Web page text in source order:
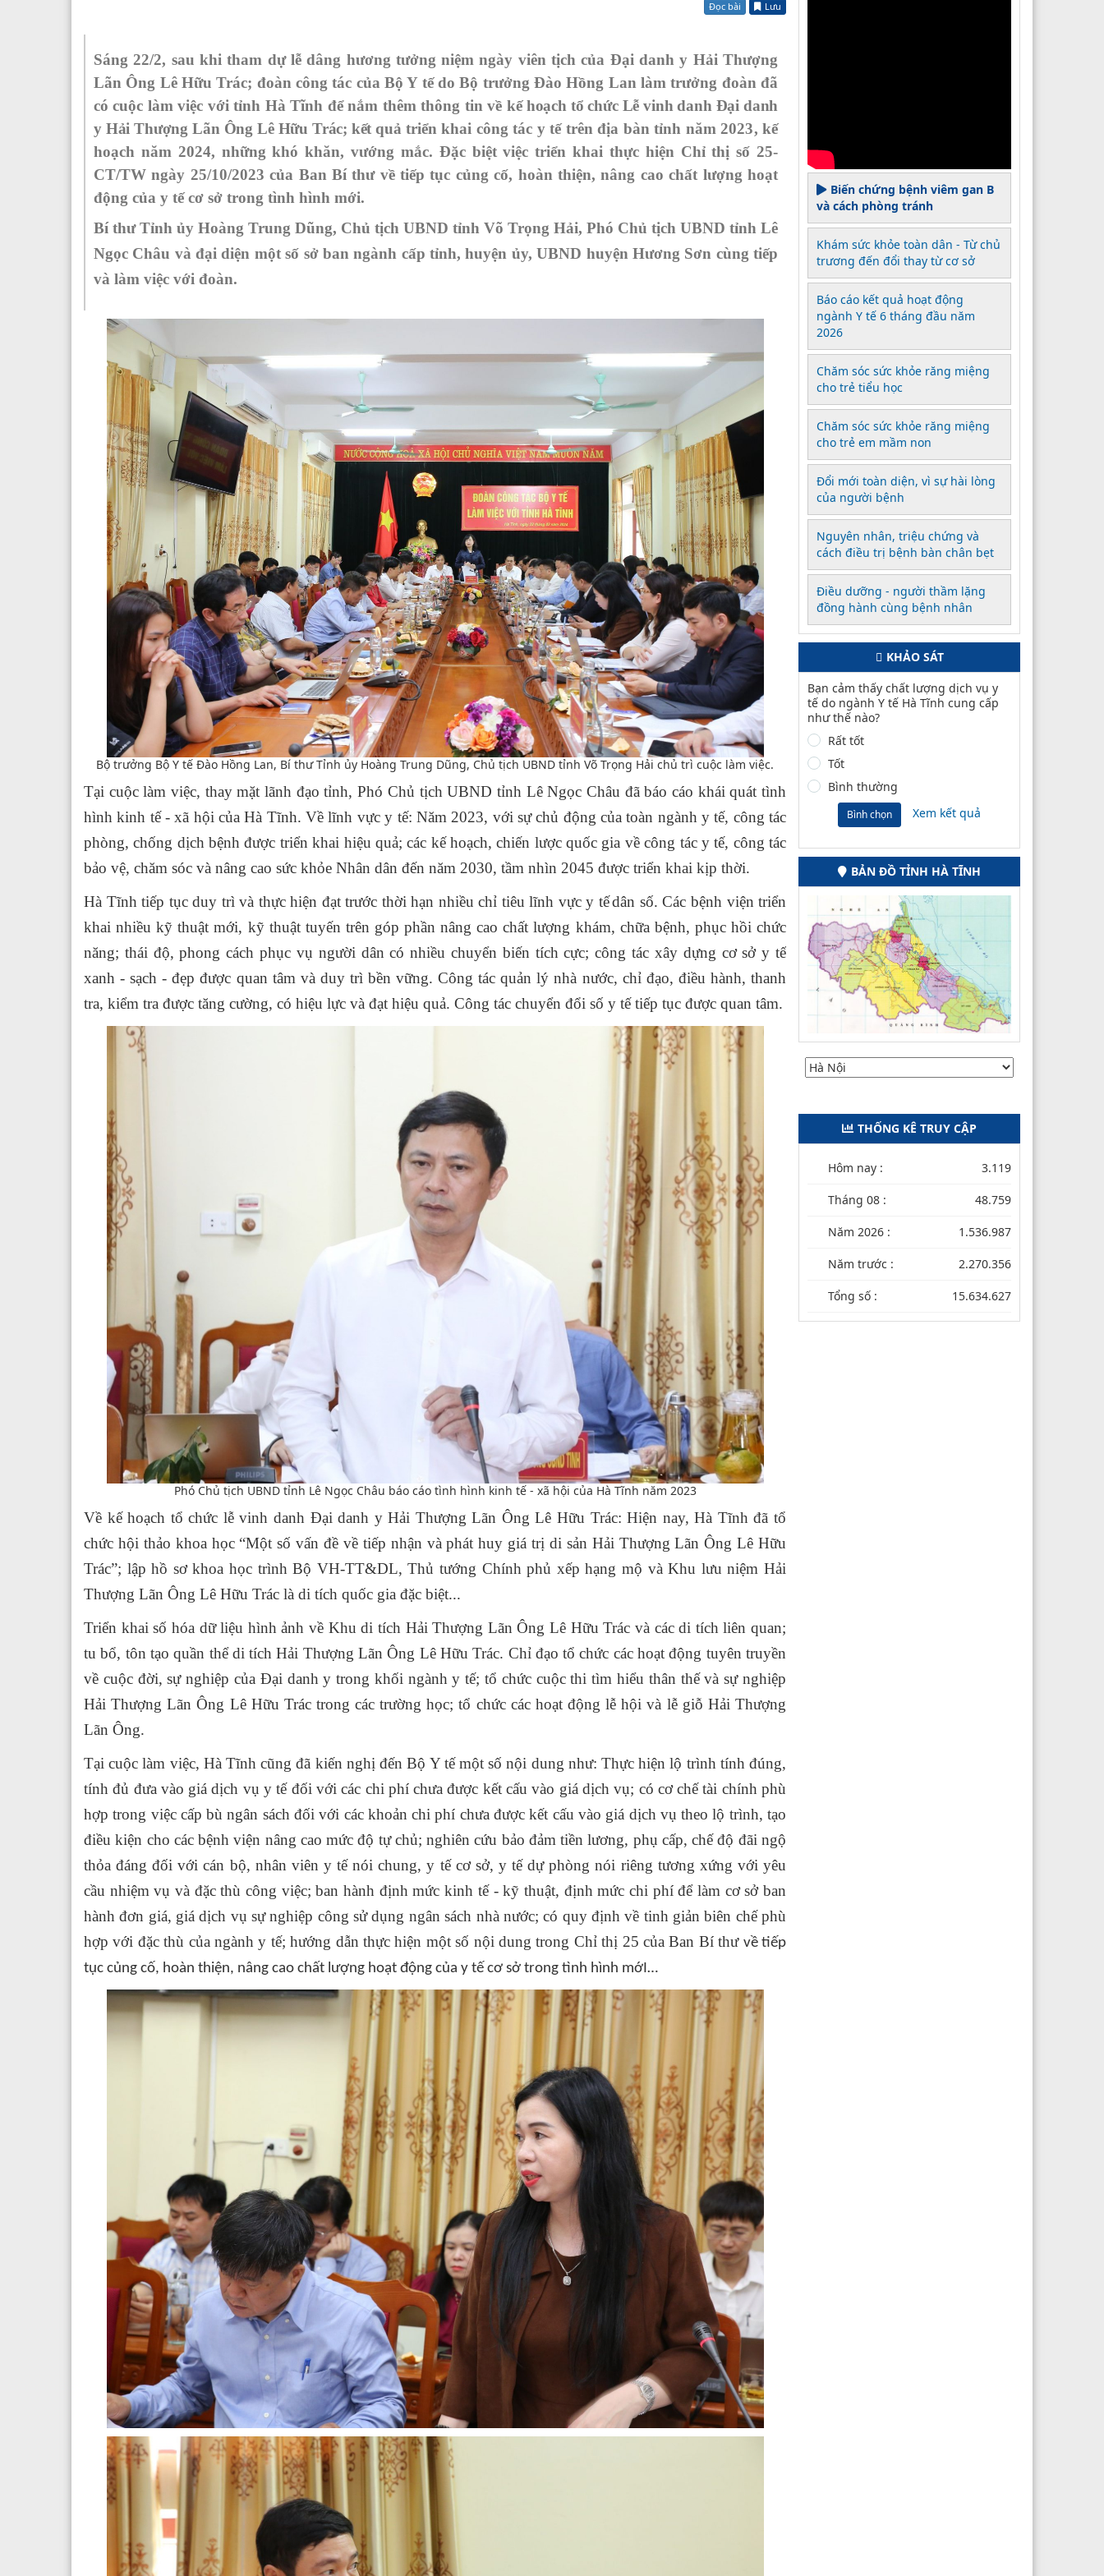
Đọc bài Lưu
Sáng 22/2, sau khi tham dự lễ dâng hương tưởng niệm ngày viên tịch của Đại danh y Hải Thượng
Lãn Ông Lê Hữu Trác; đoàn công tác của Bộ Y tế do Bộ trưởng Đào Hồng Lan làm trưởng đoàn đã
có cuộc làm việc với tỉnh Hà Tĩnh để nắm thêm thông tin về kế hoạch tổ chức Lễ vinh danh Đại danh
y Hải Thượng Lãn Ông Lê Hữu Trác; kết quả triển khai công tác y tế trên địa bàn tỉnh năm 2023, kế
hoạch năm 2024, những khó khăn, vướng mắc. Đặc biệt việc triển khai thực hiện Chỉ thị số 25-
CT/TW ngày 25/10/2023 của Ban Bí thư về tiếp tục củng cố, hoàn thiện, nâng cao chất lượng hoạt
động của y tế cơ sở trong tình hình mới.
Bí thư Tỉnh ủy Hoàng Trung Dũng, Chủ tịch UBND tỉnh Võ Trọng Hải, Phó Chủ tịch UBND tỉnh Lê
Ngọc Châu và đại diện một số sở ban ngành cấp tỉnh, huyện ủy, UBND huyện Hương Sơn cùngtiếp
và làm việc với đoàn.
Bộ trưởng Bộ Y tế Đào Hồng Lan, Bí thư Tỉnh ủy Hoàng Trung Dũng, Chủ tịch UBND tỉnh Võ Trọng Hải chủ trì cuộc làm việc.
Tại cuộc làm việc, thay mặt lãnh đạo tỉnh, Phó Chủ tịch UBND tỉnh Lê Ngọc Châu đã báo cáo khái quát tình
hình kinh tế - xã hội của Hà Tĩnh.Về lĩnh vực y tế: Năm 2023, với sự chủ động của toàn ngành y tế, công tác
phòng, chống dịch bệnh được triển khai hiệu quả; các kế hoạch, chiến lược quốc gia về công tác y tế, công tác
bảo vệ, chăm sóc và nâng cao sức khỏe Nhân dân đến năm 2030, tầm nhìn 2045 được triển khai kịp thời.
Hà Tĩnh tiếp tục duy trì và thực hiện đạt trước thời hạn nhiều chỉ tiêu lĩnh vực y tếdân số. Các bệnh viện triển
khai nhiều kỹ thuật mới, kỹ thuật tuyến trên góp phần nâng cao chất lượng khám, chữa bệnh, phục hồi chức
năng; thái độ, phong cách phục vụ người dân có nhiều chuyển biến tích cực; công tác xây dựng cơ sở y tế
xanh - sạch - đẹp được quan tâm và duy trì bền vững. Công tác quản lý nhà nước, chỉ đạo, điều hành, thanh
tra, kiểm tra được tăng cường, có hiệu lực và đạt hiệu quả. Công tác chuyển đổi số y tế tiếp tục được quan tâm.
Phó Chủ tịch UBND tỉnh Lê Ngọc Châu báo cáo tình hình kinh tế - xã hội của Hà Tĩnh năm 2023
Về kế hoạch tổ chức lễ vinh danh Đại danh y Hải Thượng Lãn Ông Lê Hữu Trác: Hiện nay, Hà Tĩnh đã tổ
chức hội thảo khoa học “Một số vấn đề về tiếp nhận và phát huy giá trị di sản Hải Thượng Lãn Ông Lê Hữu
Trác”; lập hồ sơ khoa học trình Bộ VH-TT&DL, Thủ tướng Chính phủ xếp hạng mộ và Khu lưu niệm Hải
Thượng Lãn Ông Lê Hữu Trác là di tích quốc gia đặc biệt...
Triển khai số hóa dữ liệu hình ảnh về Khu di tích Hải Thượng Lãn Ông Lê Hữu Trác và các di tích liên quan;
tu bổ, tôn tạo quần thể di tích Hải Thượng Lãn Ông Lê Hữu Trác. Chỉ đạo tổ chức các hoạt động tuyên truyền
về cuộc đời, sự nghiệp của Đại danh y trong khối ngành y tế; tổ chức cuộc thi tìm hiểu thân thế và sự nghiệp
Hải Thượng Lãn Ông Lê Hữu Trác trong các trường học; tổ chức các hoạt động lễ hội và lễ giỗ Hải Thượng
Lãn Ông.
Tại cuộc làm việc, Hà Tĩnh cũng đã kiến nghị đến Bộ Y tế một số nội dung như: Thực hiện lộ trình tính đúng,
tính đủ đưa vào giá dịch vụ y tế đối với các chi phí chưa được kết cấu vào giá dịch vụ; có cơ chế tài chính phù
hợp trong việc cấp bù ngân sách đối với các khoản chi phí chưa được kết cấu vào giá dịch vụ theo lộ trình, tạo
điều kiện cho các bệnh viện nâng cao mức độ tự chủ; nghiên cứu bảo đảm tiền lương, phụ cấp, chế độ đãi ngộ
thỏa đáng đối với cán bộ, nhân viên y tế nói chung, y tế cơ sở, y tế dự phòng nói riêng tương xứng với yêu
cầu nhiệm vụ và đặc thù công việc; ban hành định mức kinh tế - kỹ thuật, định mức chi phí để làm cơ sở ban
hành đơn giá, giá dịch vụ sự nghiệp công sử dụng ngân sách nhà nước; có quy định về tinh giản biên chế phù
hợp với đặc thù của ngành y tế; hướng dẫn thực hiện một số nội dung trong Chỉ thị 25 của Ban Bí thư về tiếp
tục củng cố, hoàn thiện, nâng cao chất lượng hoạt động của y tế cơ sở trong tình hình mớI…
Biến chứng bệnh viêm gan B
và cách phòng tránh
Khám sức khỏe toàn dân - Từ chủ
trương đến đổi thay từ cơ sở
Báo cáo kết quả hoạt động
ngành Y tế 6 tháng đầu năm
2026
Chăm sóc sức khỏe răng miệng
cho trẻ tiểu học
Chăm sóc sức khỏe răng miệng
cho trẻ em mầm non
Đổi mới toàn diện, vì sự hài lòng
của người bệnh
Nguyên nhân, triệu chứng và
cách điều trị bệnh bàn chân bẹt
Điều dưỡng - người thầm lặng
đồng hành cùng bệnh nhân
KHẢO SÁT
Bạn cảm thấy chất lượng dịch vụ y
tế do ngành Y tế Hà Tĩnh cung cấp
như thế nào?
Rất tốt
Tốt
Bình thường
Bình chọn Xem kết quả
BẢN ĐỒ TỈNH HÀ TĨNH
THỐNG KÊ TRUY CẬP
Hôm nay : 3.119
Tháng 08 : 48.759
Năm 2026 : 1.536.987
Năm trước : 2.270.356
Tổng số : 15.634.627